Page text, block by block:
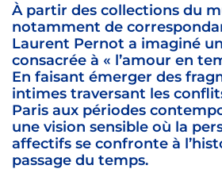
À partir des collections du
notamment de
Laurent Pernot a imaginé
consacrée à « l’amour en
En faisant émerger des
intimes traversant les
Paris aux périodes
une vision sensible où la
affectifs se confronte à
passage du temps.